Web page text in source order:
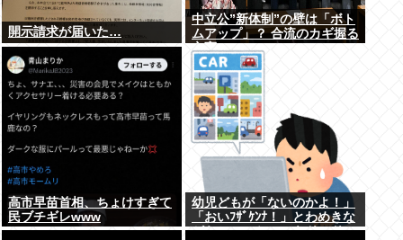
開示請求が届いた…
中立公”新体制”の壁は「ボト
ムアップ」？ 合流のカギ握る
立憲
高市早苗首相、ちょけすぎて
民ブチギレwww
幼児どもが「ないのかよ！」
「おいﾌｻﾞｹﾝﾅ！」とわめきな
がらショーケースをドンドン